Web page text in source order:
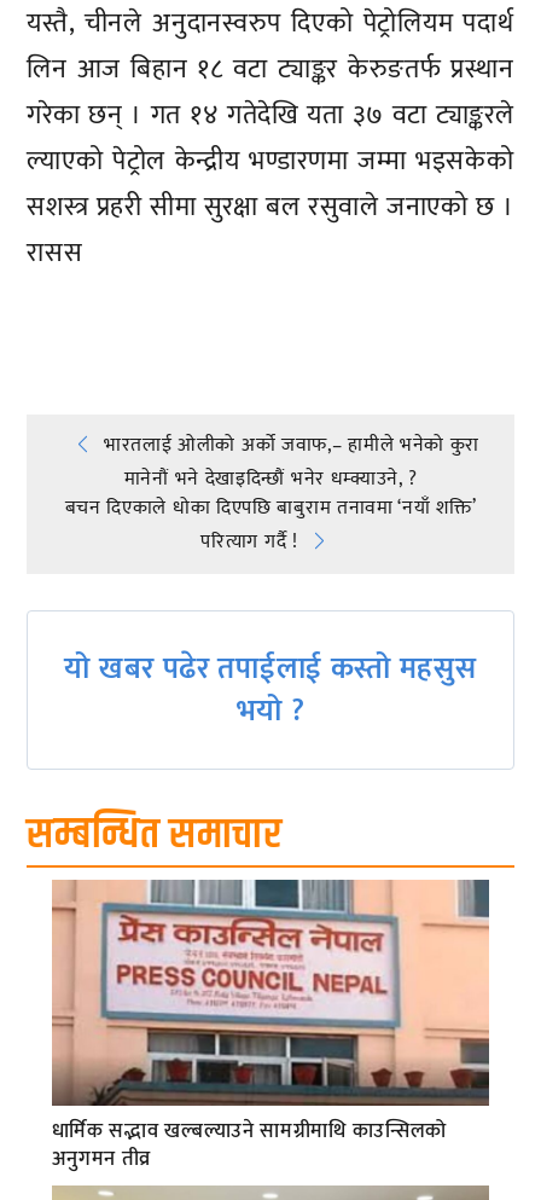
यस्तै, चीनले अनुदानस्वरुप दिएको पेट्रोलियम पदार्थ
लिन आज बिहान १८ वटा ट्याङ्कर केरुङतर्फ प्रस्थान
गरेका छन् । गत १४ गतेदेखि यता ३७ वटा ट्याङ्करले
ल्याएको पेट्रोल केन्द्रीय भण्डारणमा जम्मा भइसकेको
सशस्त्र प्रहरी सीमा सुरक्षा बल रसुवाले जनाएको छ ।
रासस
Post
navigation
भारतलाई ओलीको अर्को जवाफ,– हामीले भनेको कुरा
मानेनौं भने देखाइदिन्छौं भनेर धम्क्याउने, ?
बचन दिएकाले धोका दिएपछि बाबुराम तनावमा ‘नयाँ शक्ति’
परित्याग गर्दै !
यो खबर पढेर तपाईलाई कस्तो महसुस
भयो ?
सम्बन्धित समाचार
धार्मिक सद्भाव खल्बल्याउने सामग्रीमाथि काउन्सिलको
अनुगमन तीव्र